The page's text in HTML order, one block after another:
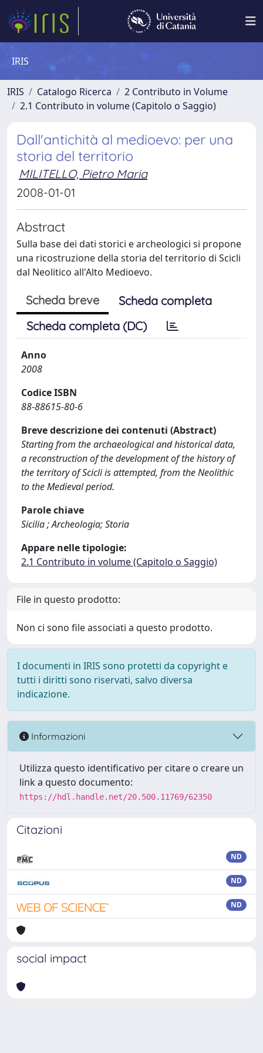
IRIS
IRIS Catalogo Ricerca
2 Contributo in Volume
2.1 Contributo in volume (Capitolo o Saggio)
Dall'antichità al medioevo: per una
storia del territorio
MILITELLO, Pietro Maria
2008-01-01
Abstract
Sulla base dei dati storici e archeologici si propone
una ricostruzione della storia del territorio di Scicli
dal Neolitico all'Alto Medioevo.
Scheda breve
Scheda completa
Scheda completa (DC)
Anno
2008
Codice ISBN
88-88615-80-6
Breve descrizione dei contenuti (Abstract)
Starting from the archaeological and historical data,
a reconstruction of the development of the history of
the territory of Scicli is attempted, from the Neolithic
to the Medieval period.
Parole chiave
Sicilia ; Archeologia; Storia
Appare nelle tipologie:
2.1 Contributo in volume (Capitolo o Saggio)
File in questo prodotto:
Non ci sono file associati a questo prodotto.
I documenti in IRIS sono protetti da copyright e
tutti i diritti sono riservati, salvo diversa
indicazione.
Informazioni
Utilizza questo identificativo per citare o creare un
link a questo documento:
https://hdl.handle.net/20.500.11769/62350
Citazioni
ND
ND
ND
social impact